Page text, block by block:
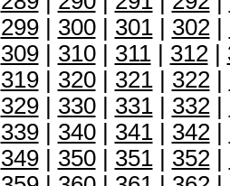
299| 300| 301| 302|
309| 310| 311| 312|
319| 320| 321| 322|
329| 330| 331| 332|
339| 340| 341| 342|
349| 350| 351| 352|